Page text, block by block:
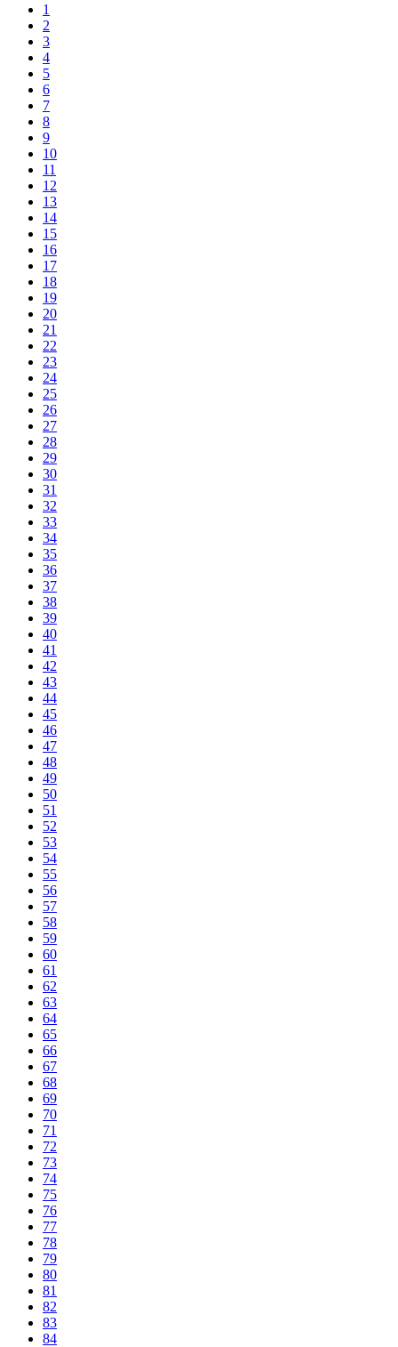
1
2
3
4
5
6
7
8
9
10
11
12
13
14
15
16
17
18
19
20
21
22
23
24
25
26
27
28
29
30
31
32
33
34
35
36
37
38
39
40
41
42
43
44
45
46
47
48
49
50
51
52
53
54
55
56
57
58
59
60
61
62
63
64
65
66
67
68
69
70
71
72
73
74
75
76
77
78
79
80
81
82
83
84